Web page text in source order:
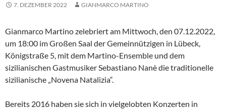
7. DEZEMBER 2022 GIANMARCO MARTINO
Gianmarco Martino zelebriert am Mittwoch, den 07.12.2022,
um 18:00 im Großen Saal der Gemeinnützigen in Lübeck,
Königstraße 5, mit dem Martino-Ensemble und dem
sizilianischen Gastmusiker Sebastiano Nanè die traditionelle
sizilianische „Novena Natalizia“.
Bereits 2016 haben sie sich in vielgelobten Konzerten in